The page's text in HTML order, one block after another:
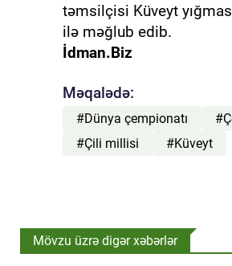
təmsilçisi Küveyt
ilə məğlub edib.
İdman.Biz
Məqalədə:
#Dünya çempionatı
#Çili millisi
#Küveyt
Mövzu üzrə digər xəbərlər